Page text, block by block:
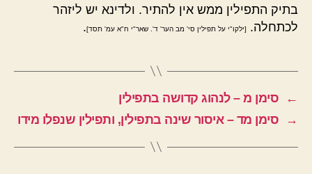
בתיק התפילין ממש אין להתיר. ולדינא יש ליזהר
לכתחלה.
[ילקו"י על תפילין סי' מב הער' ד'. שאר"י ח"א עמ' תסד].
←
סימן מ – לנהוג קדושה בתפילין
→
סימן מד – איסור שינה בתפילין, ותפילין שנפלו מידו